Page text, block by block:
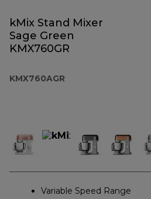
kMix Stand Mixer
Sage Green
KMX760GR
KMX760AGR
Variable Speed Range